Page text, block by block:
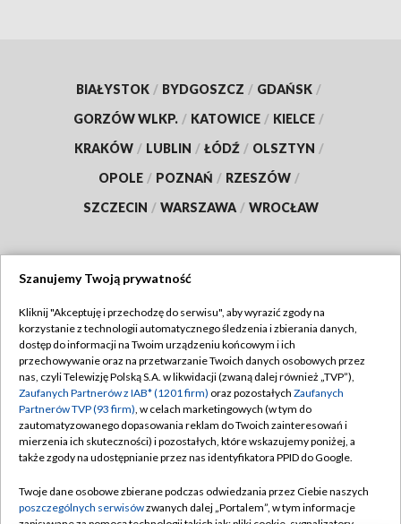
BIAŁYSTOK / BYDGOSZCZ / GDAŃSK /
GORZÓW WLKP. / KATOWICE / KIELCE /
KRAKÓW / LUBLIN / ŁÓDŹ / OLSZTYN /
OPOLE / POZNAŃ / RZESZÓW /
SZCZECIN / WARSZAWA / WROCŁAW
TVP
Abonament TVP
Emisja w TVP
Centrum informacji TVP
Naziemna Telewizja Cyfrowa
Rada Programowa
Regulamin TVP
Polityka prywatności
Moje zgody
Pomoc
Kontakt
Szanujemy Twoją prywatność
Kliknij "Akceptuję i przechodzę do serwisu", aby wyrazić zgody na
korzystanie z technologii automatycznego śledzenia i zbierania danych,
dostęp do informacji na Twoim urządzeniu końcowym i ich
przechowywanie oraz na przetwarzanie Twoich danych osobowych przez
nas, czyli Telewizję Polską S.A. w likwidacji (zwaną dalej również „TVP”),
Zaufanych Partnerów z IAB* (1201 firm) oraz pozostałych Zaufanych
Partnerów TVP (93 firm), w celach marketingowych (w tym do
zautomatyzowanego dopasowania reklam do Twoich zainteresowań i
mierzenia ich skuteczności) i pozostałych, które wskazujemy poniżej, a
także zgody na udostępnianie przez nas identyfikatora PPID do Google.
Twoje dane osobowe zbierane podczas odwiedzania przez Ciebie naszych
poszczególnych serwisówzwanych dalej „Portalem”, w tym informacje